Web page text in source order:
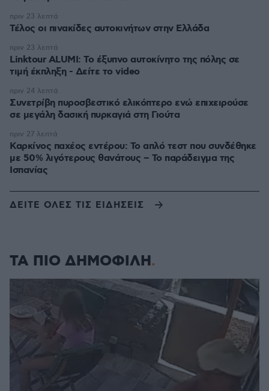
Τέλος οι πινακίδες αυτοκινήτων στην Ελλάδα
πριν 23 λεπτά
Linktour ALUMI: Το έξυπνο αυτοκίνητο της πόλης σε
τιμή έκπληξη - Δείτε το video
πριν 23 λεπτά
Συνετρίβη πυροσβεστικό ελικόπτερο ενώ επιχειρούσε
σε μεγάλη δασική πυρκαγιά στη Γιούτα
πριν 24 λεπτά
Καρκίνος παχέος εντέρου: Το απλό τεστ που συνδέθηκε
με 50% λιγότερους θανάτους – Το παράδειγμα της
Ισπανίας
πριν 27 λεπτά
ΔΕΙΤΕ ΟΛΕΣ ΤΙΣ ΕΙΔΗΣΕΙΣ
ΤΑ ΠΙΟ ΔΗΜΟΦΙΛΗ